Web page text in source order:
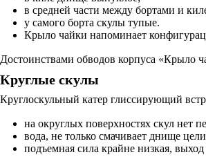
в средней части между бортами и
у самого борта скулы тупые.
Крыло чайки напоминает
Достоинствами обводов корпуса «Крыло
Круглые скулы
Круглоскульный катер глиссирующий
на округлых поверхностях скул нет
вода, не только смачивает днище
подъемная сила крайне низкая, выход